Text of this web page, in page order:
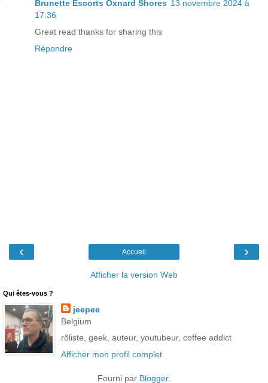
Brunette Escorts Oxnard Shores 13 novembre 2024 à
17:36
Great read thanks for sharing this
Répondre
‹ ›
Accueil
Afficher la version Web
Qui êtes-vous ?
jeepee
Belgium
rôliste, geek, auteur, youtubeur, coffee addict
Afficher mon profil complet
Fourni par Blogger.